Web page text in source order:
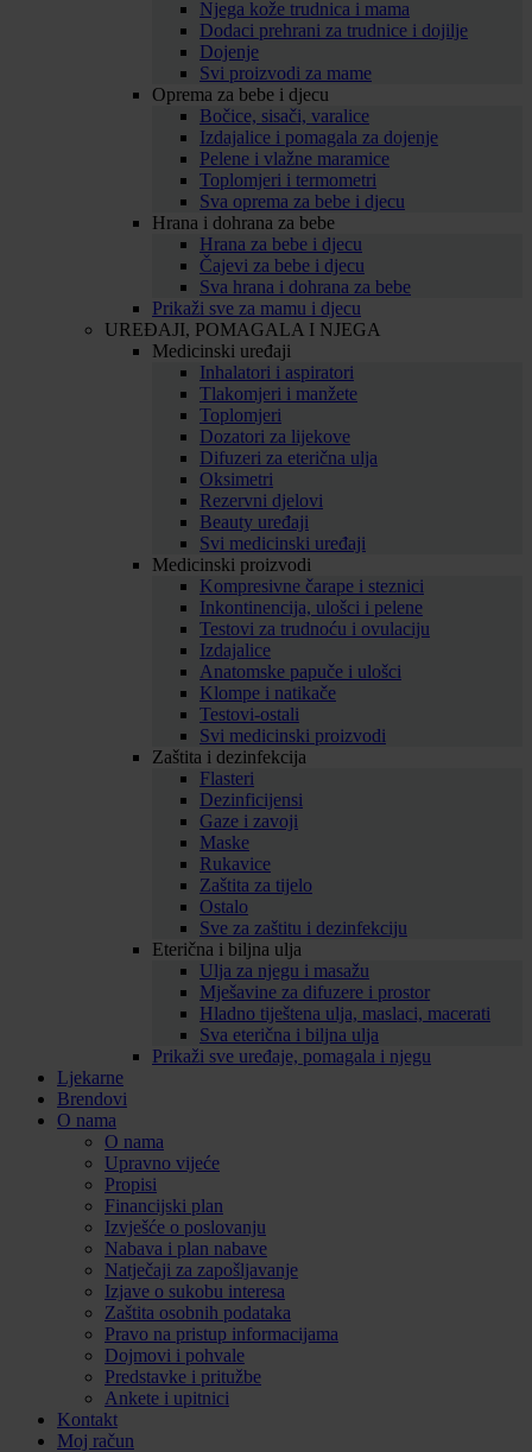
Njega kože trudnica i mama
Dodaci prehrani za trudnice i dojilje
Dojenje
Svi proizvodi za mame
Oprema za bebe i djecu
Bočice, sisači, varalice
Izdajalice i pomagala za dojenje
Pelene i vlažne maramice
Toplomjeri i termometri
Sva oprema za bebe i djecu
Hrana i dohrana za bebe
Hrana za bebe i djecu
Čajevi za bebe i djecu
Sva hrana i dohrana za bebe
Prikaži sve za mamu i djecu
UREĐAJI, POMAGALA I NJEGA
Medicinski uređaji
Inhalatori i aspiratori
Tlakomjeri i manžete
Toplomjeri
Dozatori za lijekove
Difuzeri za eterična ulja
Oksimetri
Rezervni djelovi
Beauty uređaji
Svi medicinski uređaji
Medicinski proizvodi
Kompresivne čarape i steznici
Inkontinencija, ulošci i pelene
Testovi za trudnoću i ovulaciju
Izdajalice
Anatomske papuče i ulošci
Klompe i natikače
Testovi-ostali
Svi medicinski proizvodi
Zaštita i dezinfekcija
Flasteri
Dezinficijensi
Gaze i zavoji
Maske
Rukavice
Zaštita za tijelo
Ostalo
Sve za zaštitu i dezinfekciju
Eterična i biljna ulja
Ulja za njegu i masažu
Mješavine za difuzere i prostor
Hladno tiještena ulja, maslaci, macerati
Sva eterična i biljna ulja
Prikaži sve uređaje, pomagala i njegu
Ljekarne
Brendovi
O nama
O nama
Upravno vijeće
Propisi
Financijski plan
Izvješće o poslovanju
Nabava i plan nabave
Natječaji za zapošljavanje
Izjave o sukobu interesa
Zaštita osobnih podataka
Pravo na pristup informacijama
Dojmovi i pohvale
Predstavke i pritužbe
Ankete i upitnici
Kontakt
Moj račun